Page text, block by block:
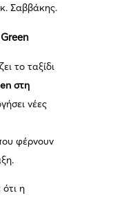
Σαββάκης.
το ταξίδι
στη
νέες
φέρνουν
ότι η